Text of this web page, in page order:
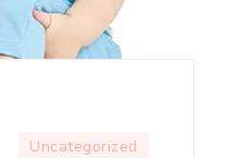
Uncategorized